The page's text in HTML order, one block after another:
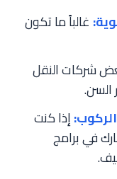
غالباً ما تكون
شركات النقل
السن.
إذا كنت
في برامج